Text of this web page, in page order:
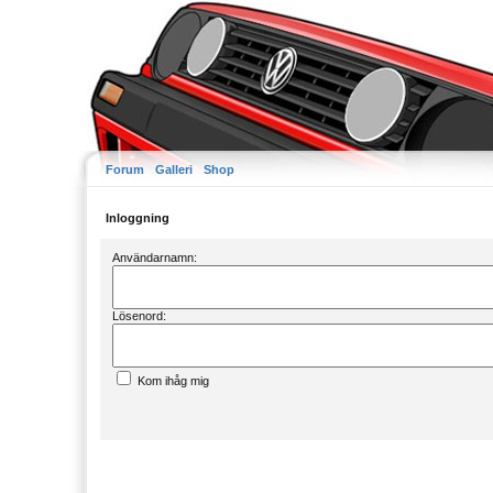
Forum Galleri Shop
Inloggning
Användarnamn:
Lösenord:
Kom ihåg mig